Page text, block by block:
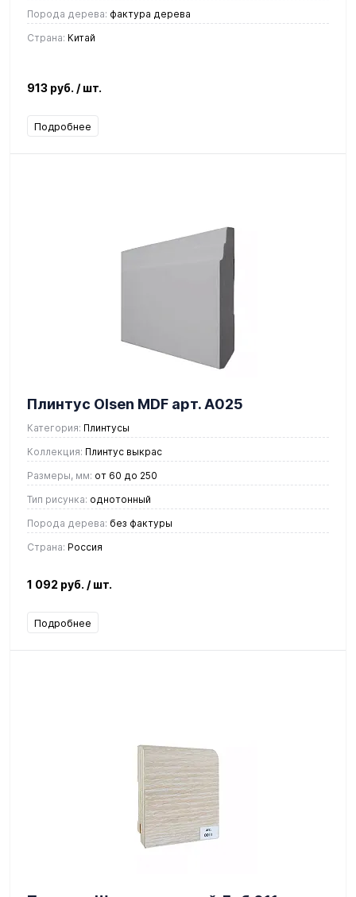
Порода дерева: фактура дерева
Страна: Китай
913 руб. / шт.
Подробнее
Плинтус Olsen MDF арт. А025
Категория: Плинтусы
Коллекция: Плинтус выкрас
Размеры, мм: от 60 до 250
Тип рисунка: однотонный
Порода дерева: без фактуры
Страна: Россия
1 092 руб. / шт.
Подробнее